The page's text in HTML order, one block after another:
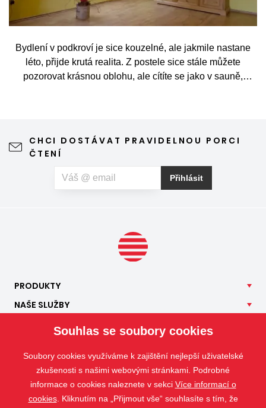
Bydlení v podkroví je sice kouzelné, ale jakmile nastane
léto, přijde krutá realita. Z postele sice stále můžete
pozorovat krásnou oblohu, ale cítíte se jako v sauně,
CHCI DOSTÁVAT PRAVIDELNOU PORCI
ČTENÍ
Přihlásit
PRODUKTY
NAŠE SLUŽBY
KONTAKT
Souhlas se soubory cookies
Soubory cookies využíváme k zajištění nejlepší uživatelské
zkušenosti s našimi webovými stránkami. Podrobné
informace o cookies naleznete v sekci Více informací o
cookies. Kliknutím na „Přijmout vše“ souhlasíte s tím, že